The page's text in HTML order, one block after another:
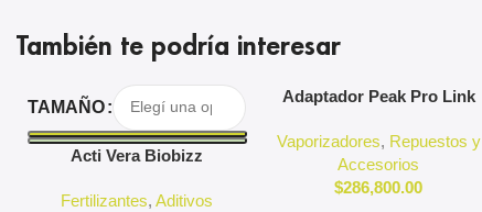
También te podría interesar
Seleccionar Opciones
TAMAÑO
Acti Vera Biobizz
Fertilizantes,Aditivos
Agregar Al Carrito
Adaptador Peak Pro Link
Vaporizadores, Repuestos y
Accesorios
$286,800.00